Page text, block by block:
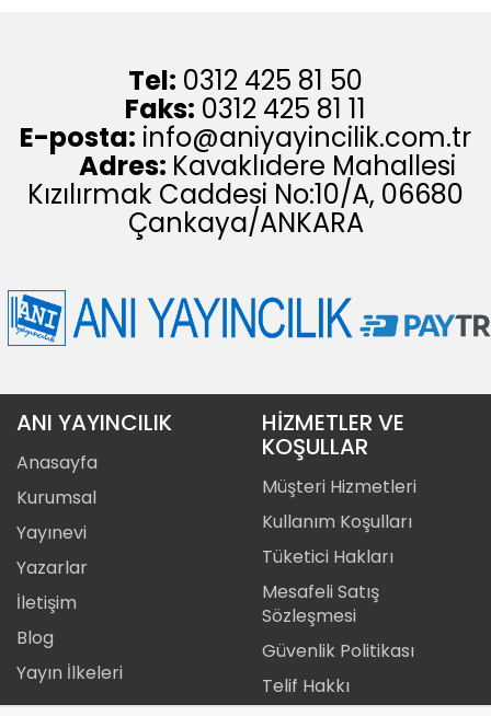
Tel: 0312 425 81 50
Faks: 0312 425 81 11
E-posta: info@aniyayincilik.com.tr
Adres: Kavaklıdere Mahallesi
Kızılırmak Caddesi No:10/A, 06680
Çankaya/ANKARA
ANI YAYINCILIK
Anasayfa
Kurumsal
Yayınevi
Yazarlar
İletişim
Blog
Yayın İlkeleri
HİZMETLER VE
KOŞULLAR
Müşteri Hizmetleri
Kullanım Koşulları
Tüketici Hakları
Mesafeli Satış
Sözleşmesi
Güvenlik Politikası
Telif Hakkı